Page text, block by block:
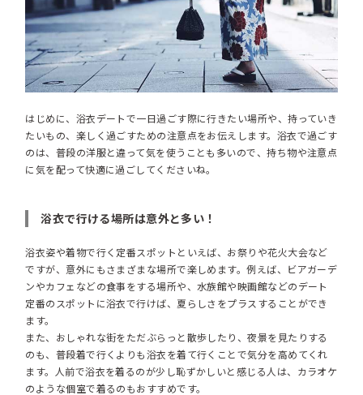
はじめに、浴衣デートで一日過ごす際に行きたい場所や、持っていき
たいもの、楽しく過ごすための注意点をお伝えします。浴衣で過ごす
のは、普段の洋服と違って気を使うことも多いので、持ち物や注意点
に気を配って快適に過ごしてくださいね。
浴衣で行ける場所は意外と多い！
浴衣姿や着物で行く定番スポットといえば、お祭りや花火大会など
ですが、意外にもさまざまな場所で楽しめます。例えば、ビアガーデ
ンやカフェなどの食事をする場所や、水族館や映画館などのデート
定番のスポットに浴衣で行けば、夏らしさをプラスすることができ
ます。
また、おしゃれな街をただぶらっと散歩したり、夜景を見たりする
のも、普段着で行くよりも浴衣を着て行くことで気分を高めてくれ
ます。人前で浴衣を着るのが少し恥ずかしいと感じる人は、カラオケ
のような個室で着るのもおすすめです。